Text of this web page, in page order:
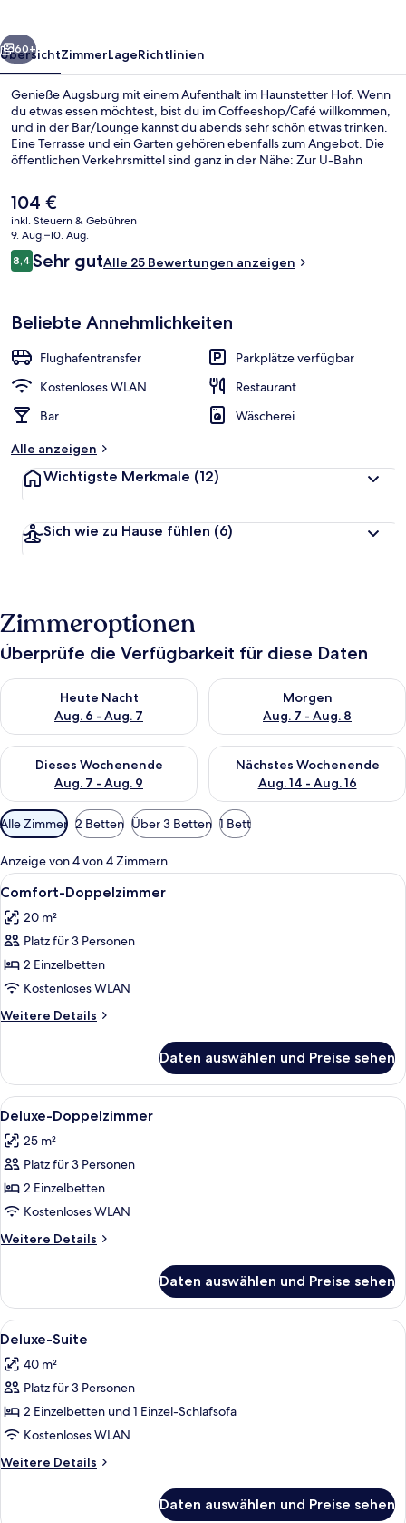
Weiter
60+
ÜbersichtZimmerLageRichtlinien
Genieße Augsburg mit einem Aufenthalt im Haunstetter Hof. Wenn
du etwas essen möchtest, bist du im Coffeeshop/Café willkommen,
und in der Bar/Lounge kannst du abends sehr schön etwas trinken.
Eine Terrasse und ein Garten gehören ebenfalls zum Angebot. Die
öffentlichen Verkehrsmittel sind ganz in der Nähe: Zur U-Bahn
Gehminuten.
Der
aktuelle
Preis
beträgt
104 €.
104 €
inkl. Steuern & Gebühren
9. Aug.–10. Aug.
Bewertungen
8,48,4 von 10.
Sehr gutAlle 25 Bewertungen anzeigen
Beliebte Annehmlichkeiten
Flughafentransfer
Parkplätze verfügbar
Kostenloses WLAN
Restaurant
Bar
Wäscherei
Alle anzeigen
Wichtigste Merkmale (12)
Sich wie zu Hause fühlen (6)
Zimmeroptionen
Überprüfe die Verfügbarkeit für diese Daten
Heute Nacht
Aug. 6 - Aug. 7
Überprüfe die Verfügbarkeit für heute Nacht, Aug. 6 - Aug. 7.
Morgen
Aug. 7 - Aug. 8
Überprüfe die Verfügbarkeit
Dieses Wochenende
Aug. 7 - Aug. 9
Überprüfe die Verfügbarkeit für dieses Wochenende, Aug. 7
Nächstes Wochenende
Aug. 14 - Aug. 16
Überprüfe die Verfügbarkeit
Verfügbare
Filter
für
Zimmer
Alle Zimmer 2 Betten Über 3 Betten 1 Bett
Anzeige von 4 von 4 Zimmern
Alle
Fotos
für
Comfort-
Doppelzimmer
anzeigen
Ein Doppelbett mit einem
11
Comfort-Doppelzimmer
20 m²
Platz für 3 Personen
2 Einzelbetten
Kostenloses WLAN
Weitere Details
Weitere
Doppelzimmer
Daten auswählen und Preise sehen
Alle
Fotos
für
Deluxe-
Doppelzimmer
anzeigen
Ein modernes Badezimmer mit
6
Deluxe-Doppelzimmer
25 m²
Platz für 3 Personen
2 Einzelbetten
Kostenloses WLAN
Weitere Details
Weitere
Doppelzimmer
Daten auswählen und Preise sehen
Alle
Fotos
für
Deluxe-
Suite
anzeigen
Ein modernes Hotelzimmer mit
5
Deluxe-Suite
40 m²
Platz für 3 Personen
2 Einzelbetten und 1 Einzel-Schlafsofa
Kostenloses WLAN
Weitere Details
Weitere
Daten auswählen und Preise sehen